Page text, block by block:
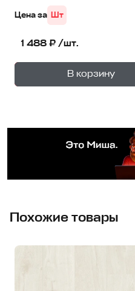
Цена за Шт
1 488 ₽ /шт.
В корзину
1уп.
Похожие товары